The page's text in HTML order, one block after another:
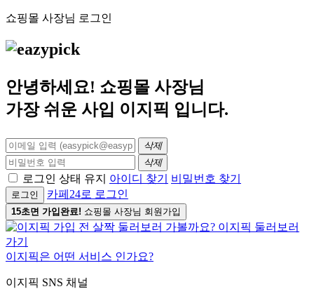
쇼핑몰 사장님 로그인
안녕하세요! 쇼핑몰 사장님
가장 쉬운 사입 이지픽 입니다.
삭제
삭제
로그인 상태 유지 아이디 찾기 비밀번호 찾기
로그인 카페24로 로그인
15초면 가입완료! 쇼핑몰 사장님 회원가입
이지픽은 어떤 서비스 인가요?
이지픽 SNS 채널